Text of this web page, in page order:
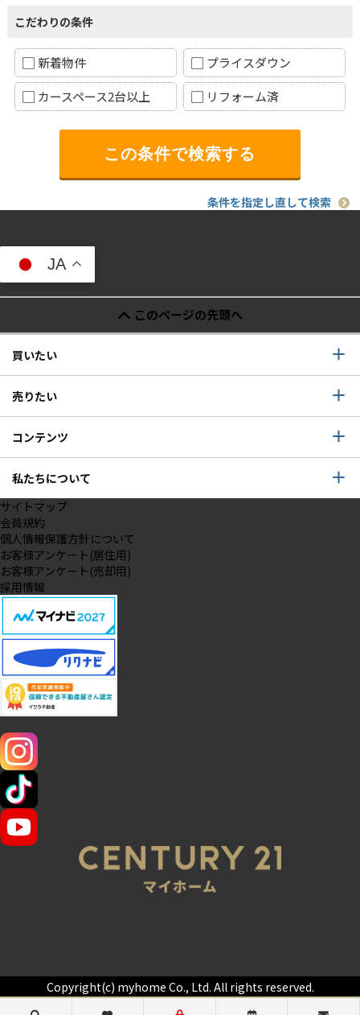
こだわりの条件
新着物件
プライスダウン
カースペース2台以上
リフォーム済
条件を指定し直して検索
JA
このページの先頭へ
買いたい
売りたい
コンテンツ
私たちについて
サイトマップ
会員規約
個人情報保護方針について
お客様アンケート(居住用)
お客様アンケート(売却用)
採用情報
Copyright(c) myhome Co., Ltd. All rights reserved.